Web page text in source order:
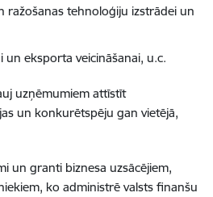
ražošanas tehnoloģiju izstrādei un
eksporta veicināšanai, u.c.
uzņēmumiem attīstīt
un konkurētspēju gan vietējā,
un granti biznesa uzsācējiem,
ko administrē valsts finanšu